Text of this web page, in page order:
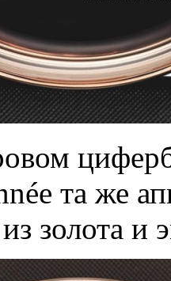
та же
золота и